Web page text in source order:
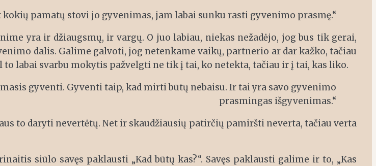
kokių pamatų stovi jo gyvenimas, jam labai sunku rasti gyvenimo prasmę.“
yra ir džiaugsmų, ir vargų. O juo labiau, niekas nežadėjo, jog bus tik gerai,
dalis. Galime galvoti, jog netenkame vaikų, partnerio ar dar kažko, tačiau
labai svarbu mokytis pažvelgti ne tik į tai, ko netekta, tačiau ir į tai, kas liko.
gyventi. Gyventi taip, kad mirti būtų nebaisu. Ir tai yra savo gyvenimo
prasmingas išgyvenimas.“
to daryti nevertėtų. Net ir skaudžiausių patirčių pamiršti neverta, tačiau verta
siūlo savęs paklausti „Kad būtų kas?“. Savęs paklausti galime ir to, „Kas